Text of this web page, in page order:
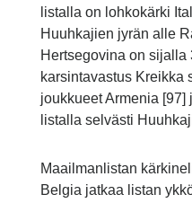
listalla on lohkokärki
Huuhkajien jyrän alle
Hertsegovina on sijalla
karsintavastus Kreikka
joukkueet Armenia
listalla selvästi
Maailmanlistan
Belgia jatkaa listan